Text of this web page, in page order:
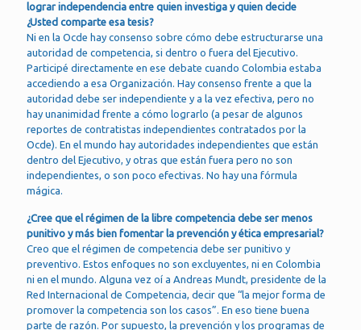
lograr independencia entre quien investiga y quien decide
¿Usted comparte esa tesis?
Ni en la Ocde hay consenso sobre cómo debe estructurarse una
autoridad de competencia, si dentro o fuera del Ejecutivo.
Participé directamente en ese debate cuando Colombia estaba
accediendo a esa Organización. Hay consenso frente a que la
autoridad debe ser independiente y a la vez efectiva, pero no
hay unanimidad frente a cómo lograrlo (a pesar de algunos
reportes de contratistas independientes contratados por la
Ocde). En el mundo hay autoridades independientes que están
dentro del Ejecutivo, y otras que están fuera pero no son
independientes, o son poco efectivas. No hay una fórmula
mágica.
¿Cree que el régimen de la libre competencia debe ser menos
punitivo y más bien fomentar la prevención y ética empresarial?
Creo que el régimen de competencia debe ser punitivo y
preventivo. Estos enfoques no son excluyentes, ni en Colombia
ni en el mundo. Alguna vez oí a Andreas Mundt, presidente de la
Red Internacional de Competencia, decir que “la mejor forma de
promover la competencia son los casos”. En eso tiene buena
parte de razón. Por supuesto, la prevención y los programas de